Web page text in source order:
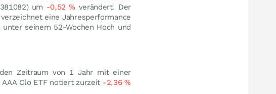
um -0,52% verändert. Der
eine Jahresperformance
unter seinem 52-Wochen Hoch und
Zeitraum von 1 Jahr mit einer
Clo ETF notiert zurzeit -2,36%